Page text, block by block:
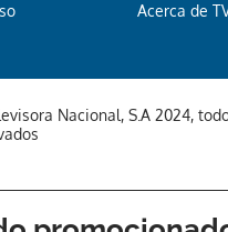
Acerca de
Nacional, S.A 2024,